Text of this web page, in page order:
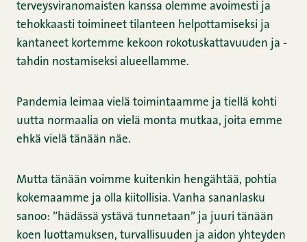
terveysviranomaisten kanssa olemme avoimesti ja
tehokkaasti toimineet tilanteen helpottamiseksi ja
kantaneet kortemme kekoon rokotuskattavuuden ja -
tahdin nostamiseksi alueellamme.
Pandemia leimaa vielä toimintaamme ja tiellä kohti
uutta normaalia on vielä monta mutkaa, joita emme
ehkä vielä tänään näe.
Mutta tänään voimme kuitenkin hengähtää, pohtia
kokemaamme ja olla kiitollisia. Vanha sananlasku
sanoo: ”hädässä ystävä tunnetaan” ja juuri tänään
koen luottamuksen, turvallisuuden ja aidon yhteyden